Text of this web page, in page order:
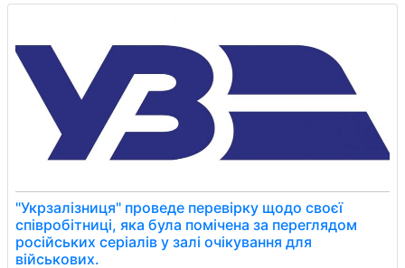
"Укрзалізниця" проведе перевірку щодо своєї
співробітниці, яка була помічена за переглядом
російських серіалів у залі очікування для
військових.